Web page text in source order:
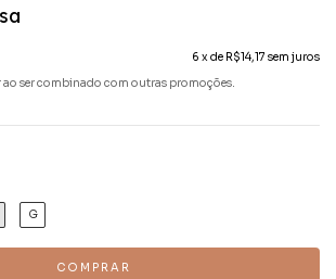
6 x de R$14,17 sem juros
ser combinado com outras promoções.
G